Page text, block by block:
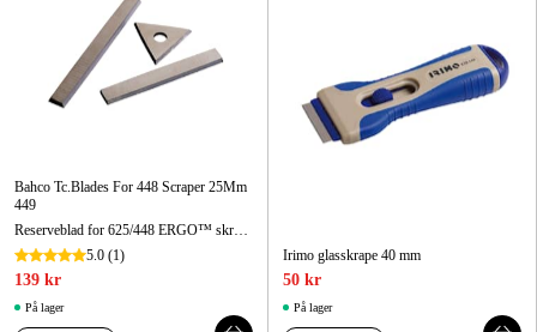
Bahco Tc.Blades For 448 Scraper 25Mm
449
Reserveblad for 625/448 ERGO™ skrape 25 mm
5.0 (1)
139 kr
På lager
Irimo glasskrape 40 mm
50 kr
På lager